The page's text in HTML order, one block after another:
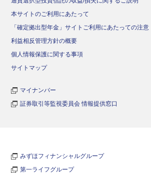
本サイトのご利用にあたって
「確定拠出型年金」サイトご利用にあたっての注意
利益相反管理方針の概要
個人情報保護に関する事項
サイトマップ
マイナンバー
証券取引等監視委員会 情報提供窓口
みずほフィナンシャルグループ
第一ライフグループ